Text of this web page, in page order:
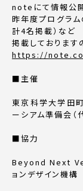
noteにて情報公
昨年度プログラム
計4名掲載）など
掲載しております
https://
■主催
東京科学大学田
ーシアム準備会（
■協力
Beyond Next
ョンデザイン機構